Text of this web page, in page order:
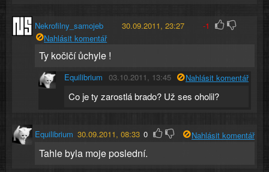
Nekrofilny_samojeb 30.09.2011, 23:27
-1
Nahlásit komentář
Ty kočičí ůchyle !
Equilibrium 03.10.2011, 13:45 Nahlásit komentář
Co je ty zarostlá brado? Už ses oholil?
Equilibrium 30.09.2011, 08:33 0 Nahlásit komentář
Tahle byla moje poslední.